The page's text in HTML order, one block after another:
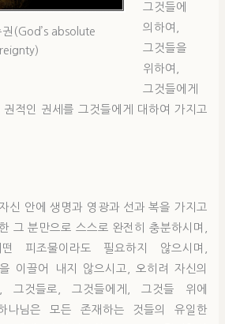
(God’s absolute
그것들에
의하여,
그것들을
위하여,
그것들에게
적인 권세를 그것들에게 대하여 가지고
신 안에 생명과 영광과 선과 복을 가지고
그 분만으로 스스로 완전히 충분하시며,
피조물이라도 필요하지 않으시며,
이끌어 내지 않으시고, 오히려 자신의
그것들로, 그것들에게, 그것들 위에
나님은 모든 존재하는 것들의 유일한